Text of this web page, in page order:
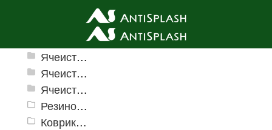
Ячеистые грязезащитные покрытия
Ячеистые грязезащитные покрытия «Домино»
Ячеистое модульное покрытие «Прима» (Антикаблук)
Ячеистые грязезащитные покрытия «Змейка» (Zig-Zag)
Резиновые коврики и дорожки «Restorant»
Коврики PinMat Волна